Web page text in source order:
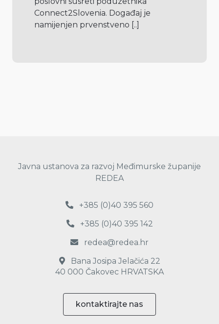
Connect2Slovenia. Događaj je
namijenjen prvenstveno [..]
Javna ustanova za razvoj Međimurske županije
REDEA
+385 (0)40 395 560
+385 (0)40 395 142
redea@redea.hr
Bana Josipa Jelačića 22
40 000 Čakovec HRVATSKA
kontaktirajte nas